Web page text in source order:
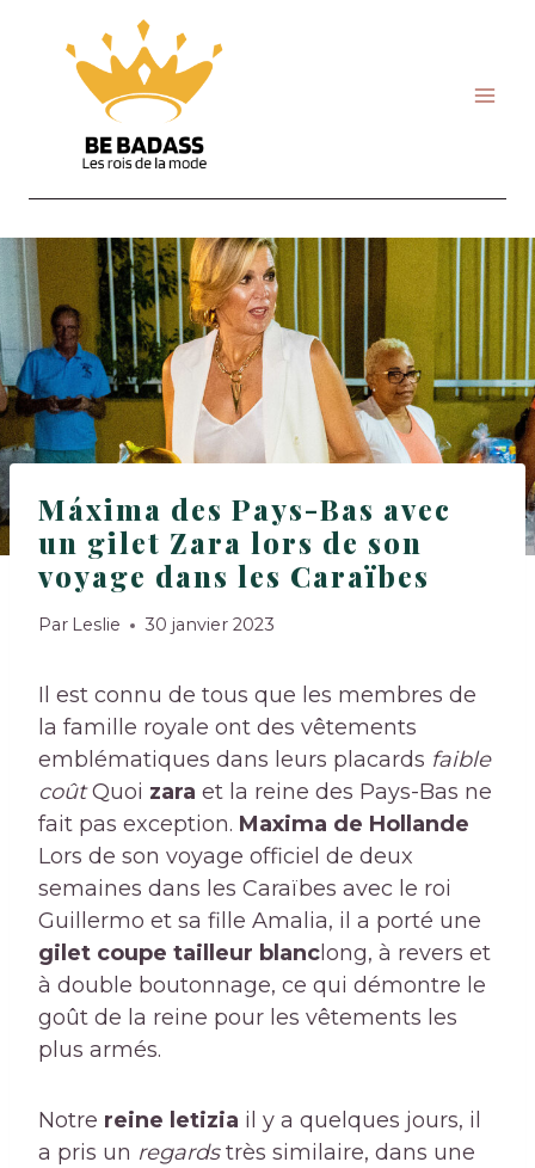
content
Máxima des Pays-Bas avec
un gilet Zara lors de son
voyage dans les Caraïbes
Par Leslie 30 janvier 2023
Il est connu de tous que les membres de
la famille royale ont des vêtements
emblématiques dans leurs placards faible
coûtQuoi zara et la reine des Pays-Bas ne
fait pas exception. Maxima de Hollande
Lors de son voyage officiel de deux
semaines dans les Caraïbes avec le roi
Guillermo et sa fille Amalia, il a porté une
gilet coupe tailleur blanc long, à revers et
à double boutonnage, ce qui démontre le
goût de la reine pour les vêtements les
plus armés.
Notre reine letizia il y a quelques jours, il
a pris un regardstrès similaire, dans une